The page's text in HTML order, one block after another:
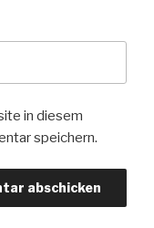
in diesem
speichern.